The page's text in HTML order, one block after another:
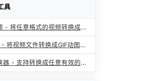
具
视频转换音频 - 将任意格式的视频转换成指定格式的音频
视频转换GIF - 将视频文件转换成GIF动图文件
音频格式转换器 - 支持转换成任意有效的音频格式